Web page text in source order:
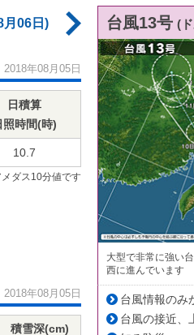
月06日)
2018年08月05日
日積算
照時間(時)
10.7
ダス10分値です
2018年08月05日
積雪深(cm)
台風13号 (
大型で非常に強い
西に進んでいます
台風情報のみ
台風の接近、